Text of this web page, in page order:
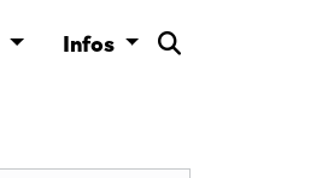
Infos